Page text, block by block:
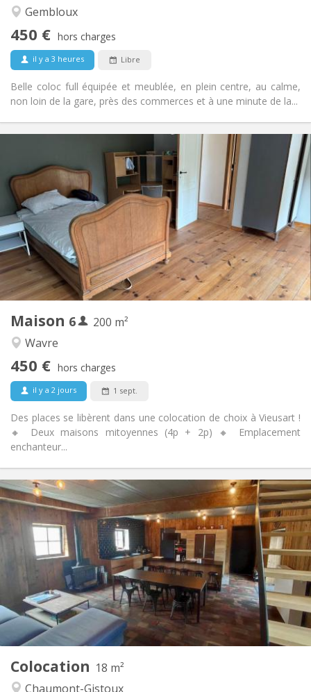
Gembloux
450 € hors charges
il y a 3 heures Libre
Belle coloc full équipée et meublée, en plein centre, au calme,
non loin de la gare, près des commerces et à une minute de la...
Studieuse, chaleureuse, communautaire,
Maison 6
200 m²
Wavre
450 € hors charges
il y a 2 jours 1 sept.
Des places se libèrent dans une colocation de choix à Vieusart !
🔸 Deux maisons mitoyennes (4p + 2p) 🔸 Emplacement
enchanteur...
Infos Pratiques
Loyer:
450 € (75 €/pers.)
Charges:
75 € (13 €/pers.)
Durée:
12 mois
Domiciliation:
Acceptée
Aménagement
Salle de bain:
Commune
Cuisine:
Commune
Superficie:
200 m
2
Pièces privées:
1
Colocation 18 m²
Chaumont-Gistoux
Infos Pratiques
Loyer:
460 €
Charges:
80 €
Durée:
12 mois, 11 mois, 10 mois
Domiciliation:
Acceptée
Aménagement
Salle de bain:
Privée
Cuisine:
Commune
Superficie:
18 m
2
Pièces privées:
1
Communautaire, chaleureuse, calme